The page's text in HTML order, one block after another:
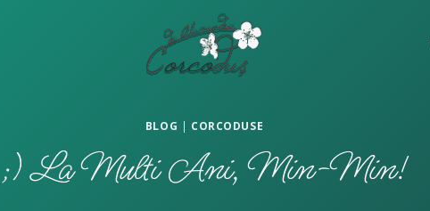
BLOG | CORCODUSE
;) La Multi Ani, Min-Min!